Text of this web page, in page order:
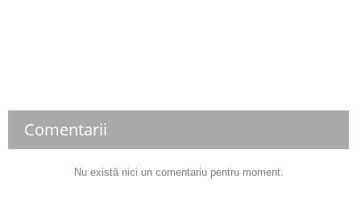
Comentarii
Nu există nici un comentariu pentru moment.